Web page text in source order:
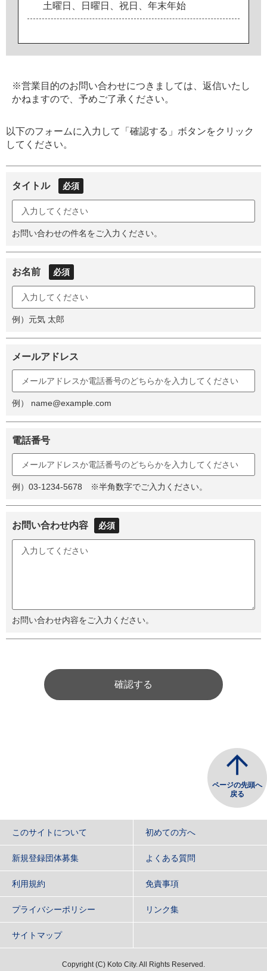
土曜日、日曜日、祝日、年末年始
※営業目的のお問い合わせにつきましては、返信いたし
かねますので、予めご了承ください。
以下のフォームに入力して「確認する」ボタンをクリック
してください。
タイトル 必須
お問い合わせの件名をご入力ください。
お名前 必須
例）元気 太郎
メールアドレス
例） name@example.com
電話番号
例）03-1234-5678 ※半角数字でご入力ください。
お問い合わせ内容 必須
お問い合わせ内容をご入力ください。
確認する
ページの先頭へ
戻る
このサイトについて 初めての方へ
新規登録団体募集 よくある質問
利用規約 免責事項
プライバシーポリシー リンク集
サイトマップ
Copyright(C) Koto City. All Rights Reserved.